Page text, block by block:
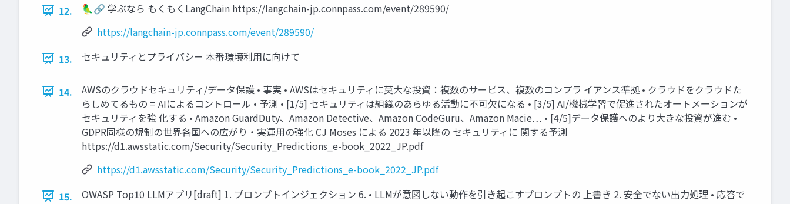
12.
🦜🔗 学ぶなら もくもくLangChain https://langchain-jp.connpass.com/event/289590/
https://langchain-jp.connpass.com/event/289590/
13.
セキュリティとプライバシー 本番環境利用に向けて
14.
AWSのクラウドセキュリティ/データ保護 • 事実 • AWSはセキュリティに莫大な投資：複数のサービス、複数のコンプラ イアンス準拠 • クラウドをクラウドた
らしめてるもの = AIによるコントロール • 予測 • [1/5] セキュリティは組織のあらゆる活動に不可欠になる • [3/5] AI/機械学習で促進されたオートメーションが
セキュリティを強 化する • Amazon GuardDuty、Amazon Detective、Amazon CodeGuru、Amazon Macie… • [4/5]データ保護へのより大きな投資が進む •
GDPR同様の規制の世界各国への広がり・実運用の強化 CJ Moses による 2023 年以降の セキュリティに 関する予測
https://d1.awsstatic.com/Security/Security_Predictions_e-book_2022_JP.pdf
https://d1.awsstatic.com/Security/Security_Predictions_e-book_2022_JP.pdf
15.
OWASP Top10 LLMアプリ[draft] 1. プロンプトインジェクション 6. • LLMが意図しない動作を引き起こすプロンプトの 上書き 2. 安全でない出力処理 • 応答で